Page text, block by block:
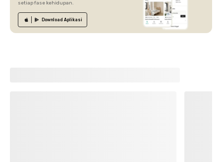
setiap fase kehidupan.
Download Aplikasi